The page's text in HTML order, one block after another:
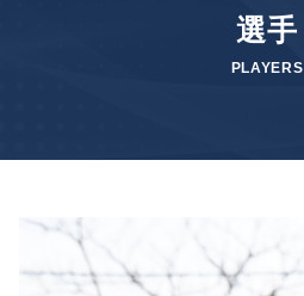
選手
PLAYERS